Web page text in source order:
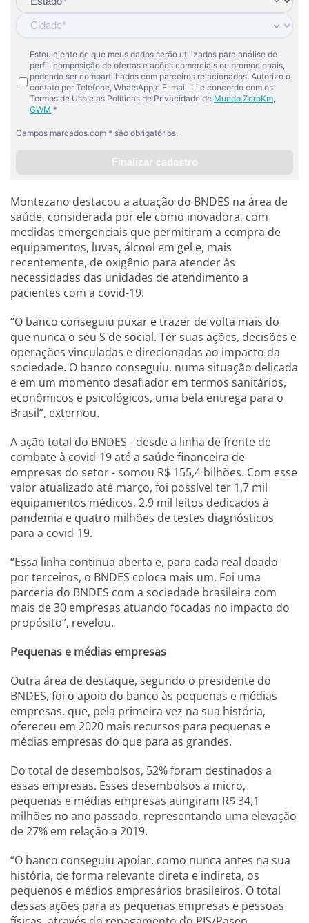
Montezano destacou a atuação do BNDES na área de
saúde, considerada por ele como inovadora, com
medidas emergenciais que permitiram a compra de
equipamentos, luvas, álcool em gel e, mais
recentemente, de oxigênio para atender às
necessidades das unidades de atendimento a
pacientes com a covid-19.
“O banco conseguiu puxar e trazer de volta mais do
que nunca o seu S de social. Ter suas ações, decisões e
operações vinculadas e direcionadas ao impacto da
sociedade. O banco conseguiu, numa situação delicada
e em um momento desafiador em termos sanitários,
econômicos e psicológicos, uma bela entrega para o
Brasil”, externou.
A ação total do BNDES - desde a linha de frente de
combate à covid-19 até a saúde financeira de
empresas do setor - somou R$ 155,4 bilhões. Com esse
valor atualizado até março, foi possível ter 1,7 mil
equipamentos médicos, 2,9 mil leitos dedicados à
pandemia e quatro milhões de testes diagnósticos
para a covid-19.
“Essa linha continua aberta e, para cada real doado
por terceiros, o BNDES coloca mais um. Foi uma
parceria do BNDES com a sociedade brasileira com
mais de 30 empresas atuando focadas no impacto do
propósito”, revelou.
Pequenas e médias empresas
Outra área de destaque, segundo o presidente do
BNDES, foi o apoio do banco às pequenas e médias
empresas, que, pela primeira vez na sua história,
ofereceu em 2020 mais recursos para pequenas e
médias empresas do que para as grandes.
Do total de desembolsos, 52% foram destinados a
essas empresas. Esses desembolsos a micro,
pequenas e médias empresas atingiram R$ 34,1
milhões no ano passado, representando uma elevação
de 27% em relação a 2019.
“O banco conseguiu apoiar, como nunca antes na sua
história, de forma relevante direta e indireta, os
pequenos e médios empresários brasileiros. O total
dessas ações para as pequenas empresas e pessoas